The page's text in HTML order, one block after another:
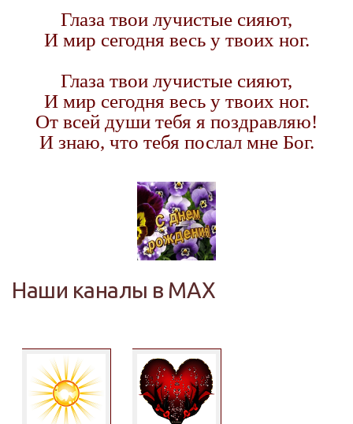
Глаза твои лучистые сияют,
И мир сегодня весь у твоих ног.
Глаза твои лучистые сияют,
И мир сегодня весь у твоих ног.
От всей души тебя я поздравляю!
И знаю, что тебя послал мне Бог.
Наши каналы в MAX